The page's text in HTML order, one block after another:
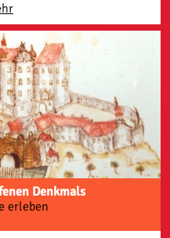
Denkmals
erleben